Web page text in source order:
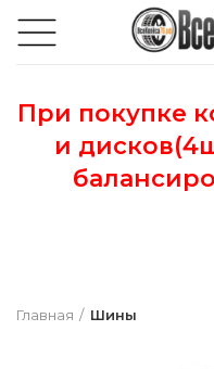
При покупке
и
Главная Шины